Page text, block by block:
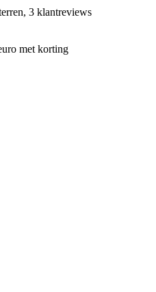
3 klantreviews
met korting